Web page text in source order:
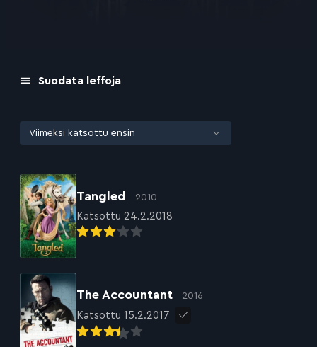
Suodata leffoja
Tangled 2010
Katsottu 24.2.2018
The Accountant 2016
Katsottu 15.2.2017